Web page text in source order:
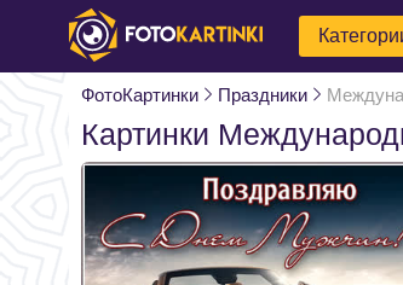
ФотоКартинки Праздники
Картинки